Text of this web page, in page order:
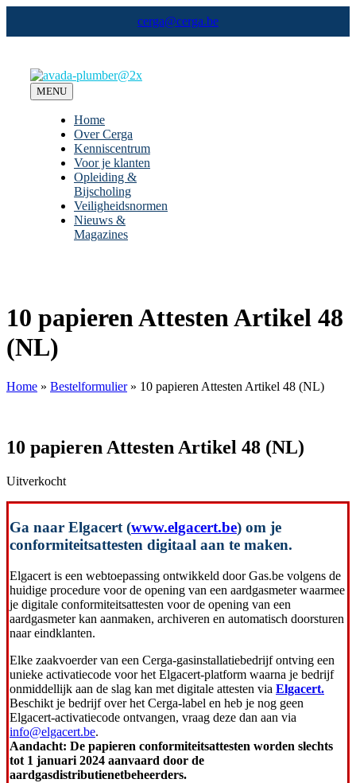
inhoud
cerga@cerga.be
MENU
Home
Over Cerga
Kenniscentrum
Voor je klanten
Opleiding &
Bijscholing
Veiligheidsnormen
Nieuws &
Magazines
10 papieren Attesten Artikel 48
(NL)
Home » Bestelformulier» 10 papieren Attesten Artikel 48 (NL)
10 papieren Attesten Artikel 48 (NL)
Uitverkocht
Ga naar Elgacert (www.elgacert.be) om je
conformiteitsattesten digitaal aan te maken.
Elgacert is een webtoepassing ontwikkeld door Gas.be volgens de
huidige procedure voor de opening van een aardgasmeter waarmee
je digitale conformiteitsattesten voor de opening van een
aardgasmeter kan aanmaken, archiveren en automatisch doorsturen
naar eindklanten.
Elke zaakvoerder van een Cerga-gasinstallatiebedrijf ontving een
unieke activatiecode voor het Elgacert-platform waarna je bedrijf
onmiddellijk aan de slag kan met digitale attesten via Elgacert.
Beschikt je bedrijf over het Cerga-label en heb je nog geen
Elgacert-activatiecode ontvangen, vraag deze dan aan via
info@elgacert.be.
Aandacht: De papieren conformiteitsattesten worden slechts
tot 1 januari 2024 aanvaard door de
aardgasdistributienetbeheerders.